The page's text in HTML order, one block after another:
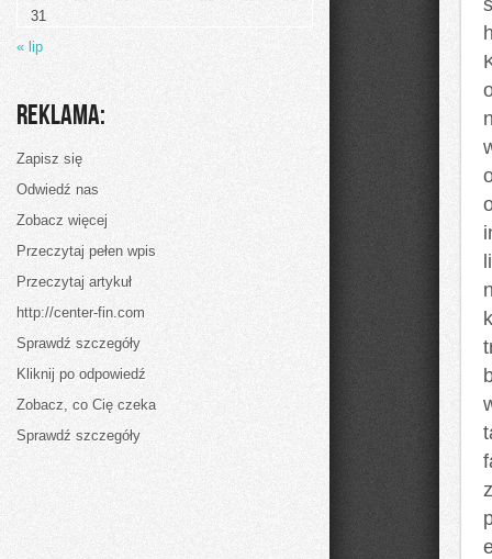
31
« lip
Reklama:
Zapisz się
Odwiedź nas
Zobacz więcej
Przeczytaj pełen wpis
Przeczytaj artykuł
http://center-fin.com
Sprawdź szczegóły
Kliknij po odpowiedź
Zobacz, co Cię czeka
Sprawdź szczegóły